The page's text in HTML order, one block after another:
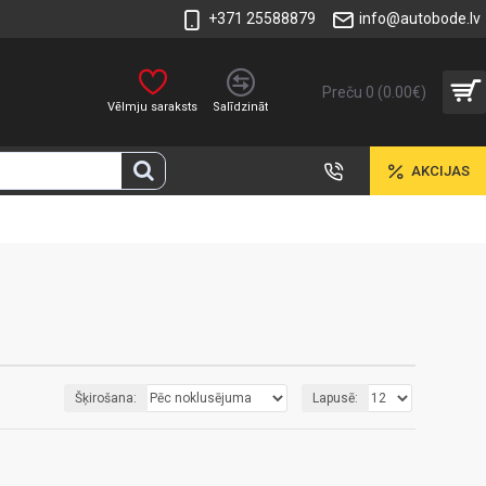
+371 25588879 info@autobode.lv
Vēlmju saraksts Salīdzināt
Preču 0 (0.00€)
AKCIJAS
Šķirošana: Lapusē: